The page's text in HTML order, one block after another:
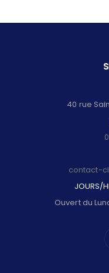
40 rue
contact-
JOURS/
Ouvert du